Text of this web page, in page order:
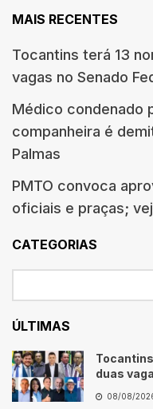
MAIS RECENTES
Tocantins terá 13
vagas no Senado
Médico condenado
companheira é
Palmas
PMTO convoca
oficiais e praças;
CATEGORIAS
ÚLTIMAS
duas
08/08/